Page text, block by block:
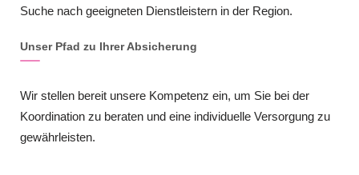
Suche nach geeigneten Dienstleistern in der Region.
Unser Pfad zu Ihrer Absicherung
Wir stellen bereit unsere Kompetenz ein, um Sie bei der
Koordination zu beraten und eine individuelle Versorgung zu
gewährleisten.